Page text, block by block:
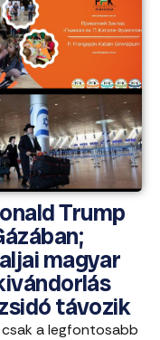
Trump
magyar
távozik
a legfontosabb